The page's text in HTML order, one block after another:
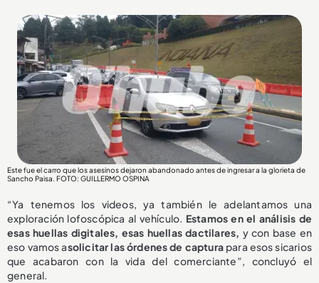
Este fue el carro que los asesinos dejaron abandonado antes de ingresar a la glorieta de
Sancho Paisa. FOTO: GUILLERMO OSPINA
“Ya tenemos los videos, ya también le adelantamos una
exploración lofoscópica al vehículo. Estamos en el análisis de
esas huellas digitales, esas huellas dactilares, y con base en
eso vamos asolicitar las órdenes de captura para esos sicarios
que acabaron con la vida del comerciante”, concluyó el
general.